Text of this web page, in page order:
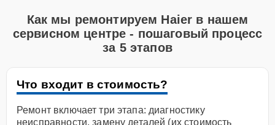
Как мы ремонтируем Haier в нашем
сервисном центре - пошаговый процесс
за 5 этапов
Что входит в стоимость?
Ремонт включает три этапа: диагностику
неисправности, замену деталей (их стоимость